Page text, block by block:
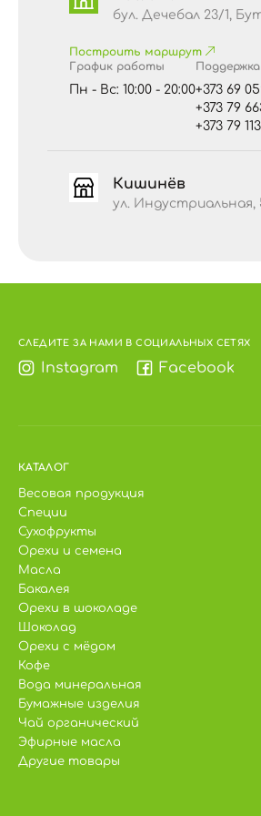
бул. Дечебал 23/1,
Построить маршрут
График работы
Пн - Вс: 10:00 - 20:00
Поддержка
+373 69
+373 79
+373 79
Кишинёв
ул. Индустриальная,
СЛЕДИТЕ ЗА НАМИ В СОЦИАЛЬНЫХ СЕТЯХ
Instagram Facebook
КАТАЛОГ
Весовая продукция
Специи
Сухофрукты
Орехи и семена
Масла
Бакалея
Орехи в шоколаде
Шоколад
Орехи с мёдом
Кофе
Вода минеральная
Бумажные изделия
Чай органический
Эфирные масла
Другие товары